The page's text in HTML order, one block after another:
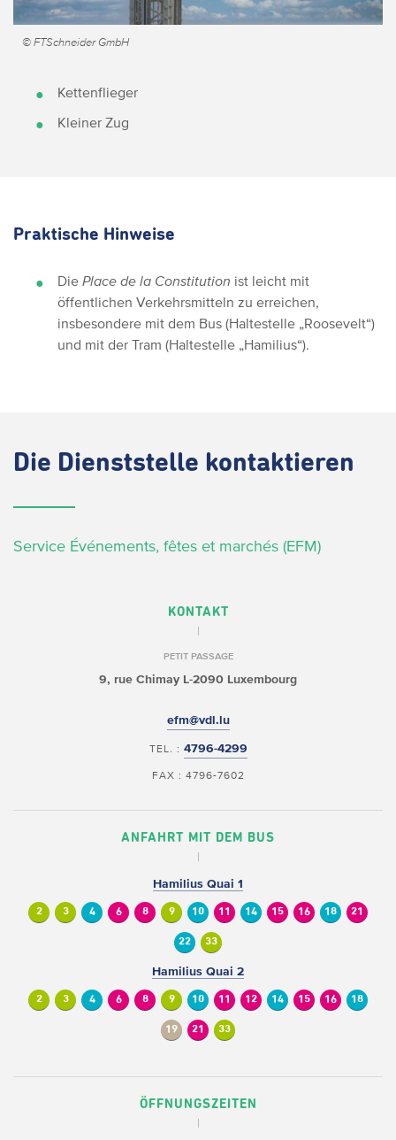
© FTSchneider GmbH
Kettenflieger
Kleiner Zug
Praktische Hinweise
Die Place de la Constitution ist leicht mit
öffentlichen Verkehrsmitteln zu erreichen,
insbesondere mit dem Bus (Haltestelle „Roosevelt“)
und mit der Tram (Haltestelle „Hamilius“).
Die Dienststelle kontaktieren
Service Événements, fêtes et marchés (EFM)
KONTAKT
PETIT PASSAGE
9, rue Chimay L-2090 Luxembourg
efm@vdl.lu
TEL. : 4796-4299
FAX : 4796-7602
ANFAHRT MIT DEM BUS
Hamilius Quai 1
2 3 4 6 8 9 10 11 14 15 16 18 21
22 33
Hamilius Quai 2
2 3 4 6 8 9 10 11 12 14 15 16 18
19 21 33
ÖFFNUNGSZEITEN